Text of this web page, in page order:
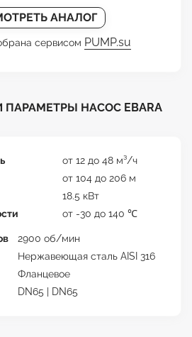
АНАЛОГ
сервисом PUMP.su
НАСОС EBARA
от 12 до 48 м³/ч
от 104 до 206 м
18.5 кВт
от -30 до 140 ℃
2900 об/мин
Нержавеющая сталь AISI 316
Фланцевое
DN65 | DN65